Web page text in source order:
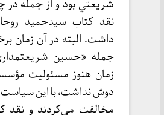
شريعتي بود و از جمله
نقد كتاب سيدحميد
داشت. البته در آن زمان
جمله «حسين
زمان هنوز مسئوليت
دوش نداشت، با اين سياست
مخالفت مي‌كردند و نقد